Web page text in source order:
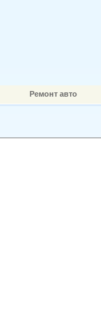
Ремонт авто